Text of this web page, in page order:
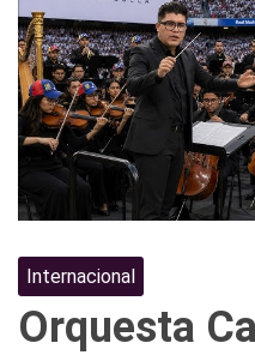
Internacional
Orquesta